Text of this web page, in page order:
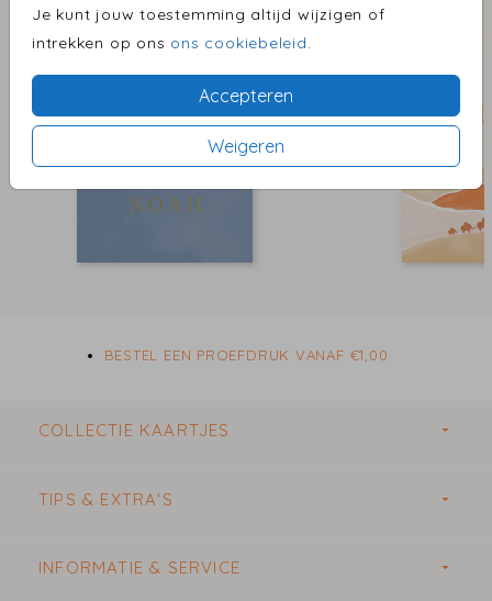
Je kunt jouw toestemming altijd wijzigen of
intrekken op ons ons cookiebeleid
Accepteren
Weigeren
BESTEL EEN PROEFDRUK VANAF €1,00
COLLECTIE KAARTJES
TIPS & EXTRA'S
INFORMATIE & SERVICE